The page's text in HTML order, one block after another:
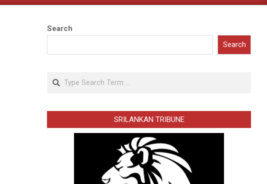
Search
Search
Search
SRILANKAN TRIBUNE